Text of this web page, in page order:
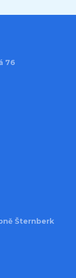
76
Šternberk